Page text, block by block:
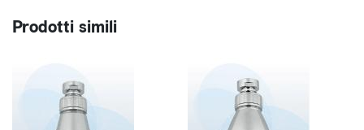
Prodotti simili